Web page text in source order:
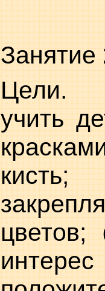
Занятие
Цели.
учить
кисть;
цветов;